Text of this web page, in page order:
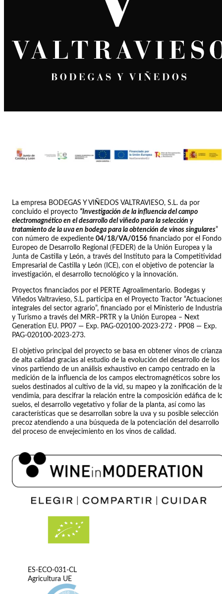
La empresa BODEGAS Y VIÑEDOS VALTRAVIESO, S.L. da por
concluido el proyecto “Investigación de la influencia del campo
electromagnético en el desarrollo del viñedo para la selección y
tratamiento de la uva en bodega para la obtención de vinos singulares”
con número de expediente 04/18/VA/0156 financiado por el Fondo
Europeo de Desarrollo Regional (FEDER) de la Unión Europea y la
Junta de Castilla y León, a través del Instituto para la Competitividad
Empresarial de Castilla y León (ICE), con el objetivo de potenciar la
investigación, el desarrollo tecnológico y la innovación.
Proyectos financiados por el PERTE Agroalimentario. Bodegas y
Viñedos Valtravieso, S.L. participa en el Proyecto Tractor
integrales del sector agrario”, financiado por el Ministerio de Industria
y Turismo a través del MRR–PRTR y la Unión Europea – Next
Generation EU. PP07 — Exp. PAG-020100-2023-272 · PP08 — Exp.
PAG-020100-2023-273.
El objetivo principal del proyecto se basa en obtener vinos de crianza
de alta calidad gracias al estudio de la evolución del desarrollo de los
vinos partiendo de un análisis exhaustivo en campo centrado en la
medición de la influencia de los campos electromagnéticos sobre los
suelos destinados al cultivo de la vid, su mapeo y la zonificación de
vendimia, para descifrar la relación entre la composición edáfica de
suelos, el desarrollo vegetativo y foliar de la planta, así como las
características que se desarrollan sobre la uva y su posible selección
precoz atendiendo a una búsqueda de la potenciación del desarrollo
del proceso de envejecimiento en los vinos de calidad.
ES-ECO-031-CL
Agricultura UE